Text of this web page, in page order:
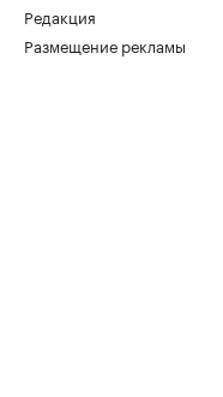
Редакция
Размещение рекламы